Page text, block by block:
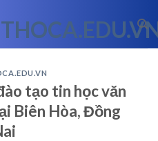
tạo tin học văn
Biên Hòa, Đồng